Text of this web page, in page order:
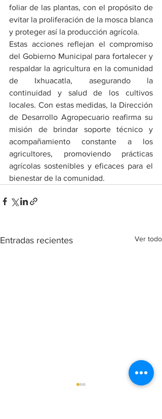
foliar de las plantas, con el propósito de
evitar la proliferación de la mosca blanca
y proteger así la producción agrícola.
Estas acciones reflejan el compromiso
del Gobierno Municipal para fortalecer y
respaldar la agricultura en la comunidad
de Ixhuacatla, asegurando la
continuidad y salud de los cultivos
locales. Con estas medidas, la Dirección
de Desarrollo Agropecuario reafirma su
misión de brindar soporte técnico y
acompañamiento constante a los
agricultores, promoviendo prácticas
agrícolas sostenibles y eficaces para el
bienestar de la comunidad.
Entradas recientes Ver todo